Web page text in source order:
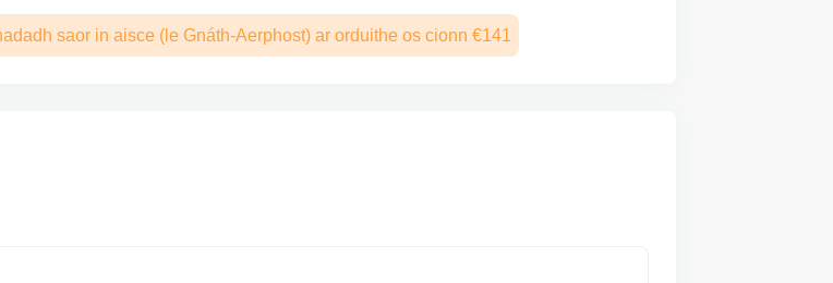
saor in aisce (le Gnáth-Aerphost) ar orduithe os cionn €141